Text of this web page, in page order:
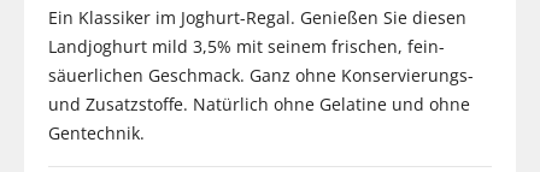
Ein Klassiker im Joghurt-Regal. Genießen Sie diesen
Landjoghurt mild 3,5% mit seinem frischen, fein-
säuerlichen Geschmack. Ganz ohne Konservierungs-
und Zusatzstoffe. Natürlich ohne Gelatine und ohne
Gentechnik.